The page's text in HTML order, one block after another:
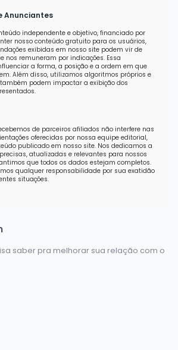
Anunciantes
independente e objetivo, financiado por
nosso conteúdo gratuito para os usuários,
exibidas em nosso site podem vir de
nos remuneram por indicações. Essa
a forma, a posição e a ordem em que
Além disso, utilizamos algoritmos próprios e
podem impactar a exibição dos
de parceiros afiliados não interfere nas
oferecidas por nossa equipe editorial,
publicado em nosso site. Nos dedicamos a
atualizadas e relevantes para nossos
que todos os dados estejam completos.
qualquer responsabilidade por sua exatidão
situações.
saber pra melhorar sua relação com o